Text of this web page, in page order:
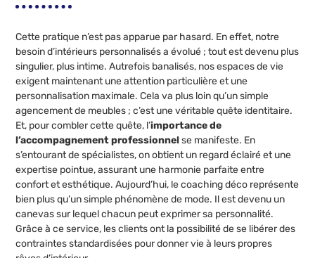
Cette pratique n’est pas apparue par hasard. En effet, notre
besoin d’intérieurs personnalisés a évolué ; tout est devenu plus
singulier, plus intime. Autrefois banalisés, nos espaces de vie
exigent maintenant une attention particulière et une
personnalisation maximale. Cela va plus loin qu’un simple
agencement de meubles ; c’est une véritable quête identitaire.
Et, pour combler cette quête, l’importance de
l’accompagnement professionnelse manifeste. En
s’entourant de spécialistes, on obtient un regard éclairé et une
expertise pointue, assurant une harmonie parfaite entre
confort et esthétique. Aujourd’hui, le coaching déco représente
bien plus qu’un simple phénomène de mode. Il est devenu un
canevas sur lequel chacun peut exprimer sa personnalité.
Grâce à ce service, les clients ont la possibilité de se libérer des
contraintes standardisées pour donner vie à leurs propres